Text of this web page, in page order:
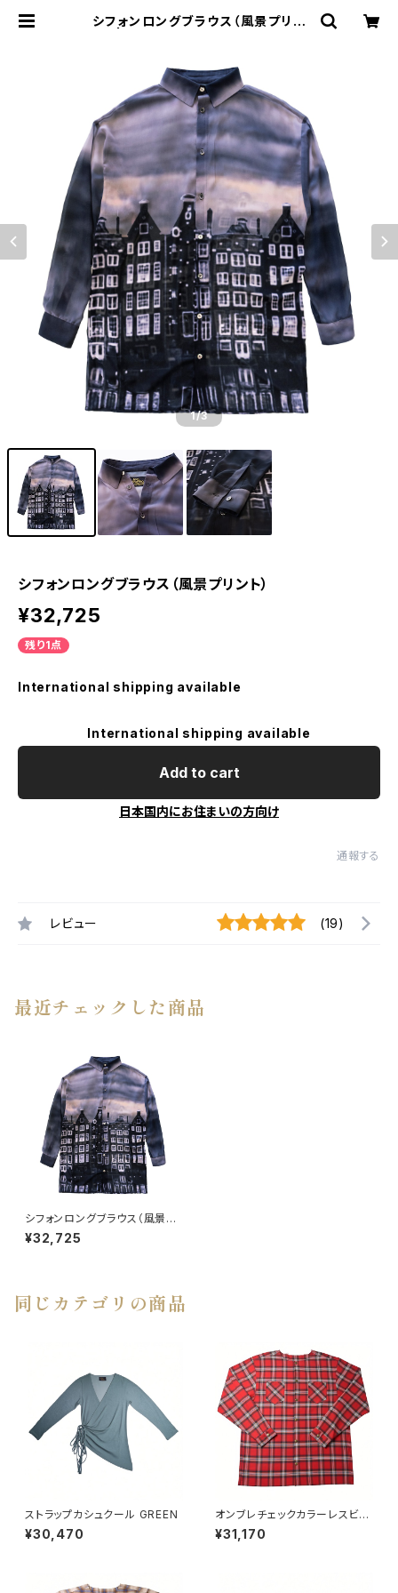
シフォンロングブラウス（風景プリン
1/3
シフォンロングブラウス（風景プリント）
¥32,725
残り1点
International shipping available
International shipping available
Add to cart
日本国内にお住まいの方向け
通報する
レビュー (19)
最近チェックした商品
シフォンロングブラウス（風景プ
リント）
¥32,725
同じカテゴリの商品
ストラップカシュクール GREEN
¥30,470
オンブレチェックカラーレスビッ
グシャツ RED
¥31,170